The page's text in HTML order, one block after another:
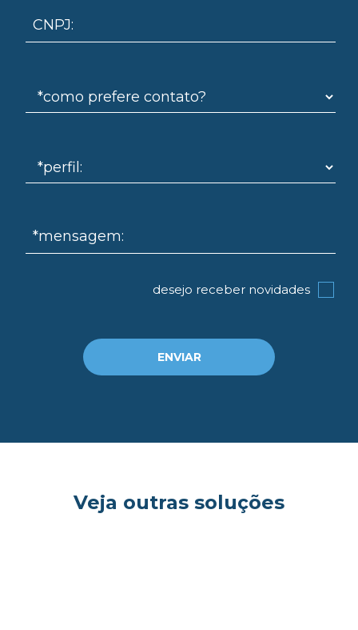
CNPJ:
*mensagem:
desejo receber novidades
ENVIAR
Veja outras soluções